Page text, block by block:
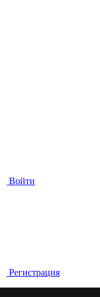
Войти
Регистрация